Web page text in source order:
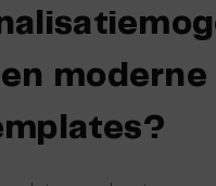
moderne